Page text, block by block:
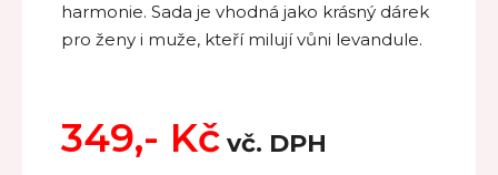
harmonie. Sada je vhodná jako krásný dárek
pro ženy i muže, kteří milují vůni levandule.
349,- Kč vč. DPH